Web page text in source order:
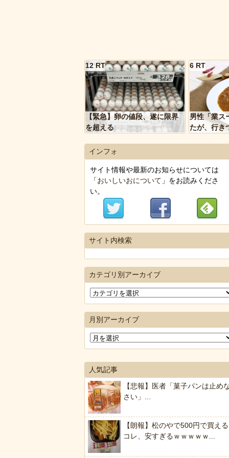
12 RT
【緊急】卵の値段、遂に限界
を超える
6 RT
男性「業ス
たが、行き
インフォ
サイト情報や最新のお知らせについては
「おいしいおについて 」をお読みくださ
い。
サイト内検索
カテゴリ別アーカイブ
月別アーカイブ
人気記事
【悲報】医者「菓子パンは止め
さい」...
【朗報】松のやで500円で買える
コレ、安すぎるｗｗｗｗｗ...